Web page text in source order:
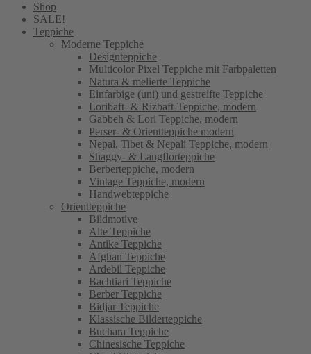
Shop
SALE!
Teppiche
Moderne Teppiche
Designteppiche
Multicolor Pixel Teppiche mit Farbpaletten
Natura & melierte Teppiche
Einfarbige (uni) und gestreifte Teppiche
Loribaft- & Rizbaft-Teppiche, modern
Gabbeh & Lori Teppiche, modern
Perser- & Orientteppiche modern
Nepal, Tibet & Nepali Teppiche, modern
Shaggy- & Langflorteppiche
Berberteppiche, modern
Vintage Teppiche, modern
Handwebteppiche
Orientteppiche
Bildmotive
Alte Teppiche
Antike Teppiche
Afghan Teppiche
Ardebil Teppiche
Bachtiari Teppiche
Berber Teppiche
Bidjar Teppiche
Klassische Bilderteppiche
Buchara Teppiche
Chinesische Teppiche